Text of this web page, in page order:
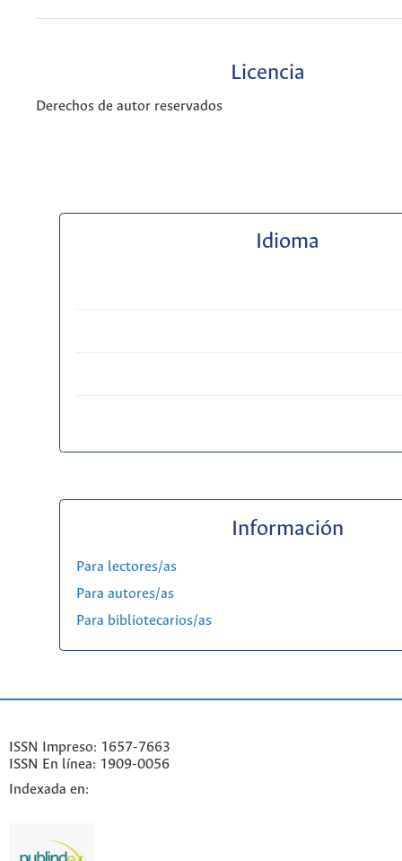
Licencia
Derechos de autor reservados
Idioma
Información
Para lectores/as
Para autores/as
Para bibliotecarios/as
ISSN Impreso: 1657-7663
ISSN En línea: 1909-0056
Indexada en: